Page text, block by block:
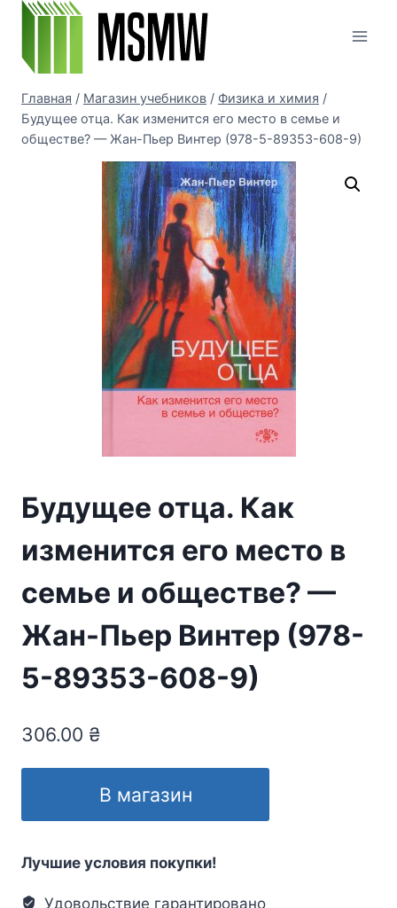
Перейти
содержимому
Главная / Магазин учебников / Физика и химия /
Будущее отца. Как изменится его место в семье и
обществе? — Жан-Пьер Винтер (978-5-89353-608-9)
Будущее отца. Как
изменится его место в
семье и обществе? —
Жан-Пьер Винтер (978-
5-89353-608-9)
306.00 ₴
В магазин
Лучшие условия покупки!
Удовольствие гарантировано